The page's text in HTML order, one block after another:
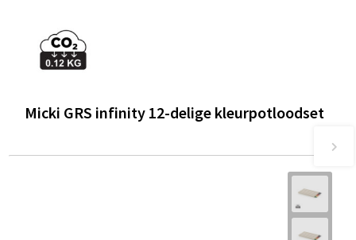
Micki GRS infinity 12-delige kleurpotloodset